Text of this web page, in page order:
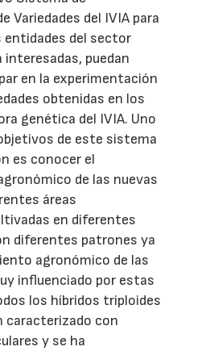
Variedades del IVIA para
entidades del sector
puedan
en la experimentación
obtenidas en los
genética del IVIA. Uno
de este sistema
es conocer el
de las nuevas
áreas
en diferentes
diferentes patrones ya
agronómico de las
influenciado por estas
los híbridos triploides
caracterizado con
y se ha